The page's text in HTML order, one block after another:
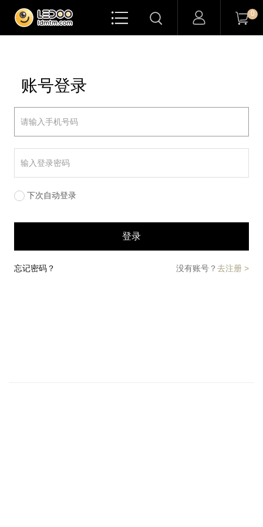
   0
账号登录
下次自动登录
登录
忘记密码？ 没有账号？ 去注册 >